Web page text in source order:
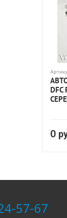
DFC
0
57-67